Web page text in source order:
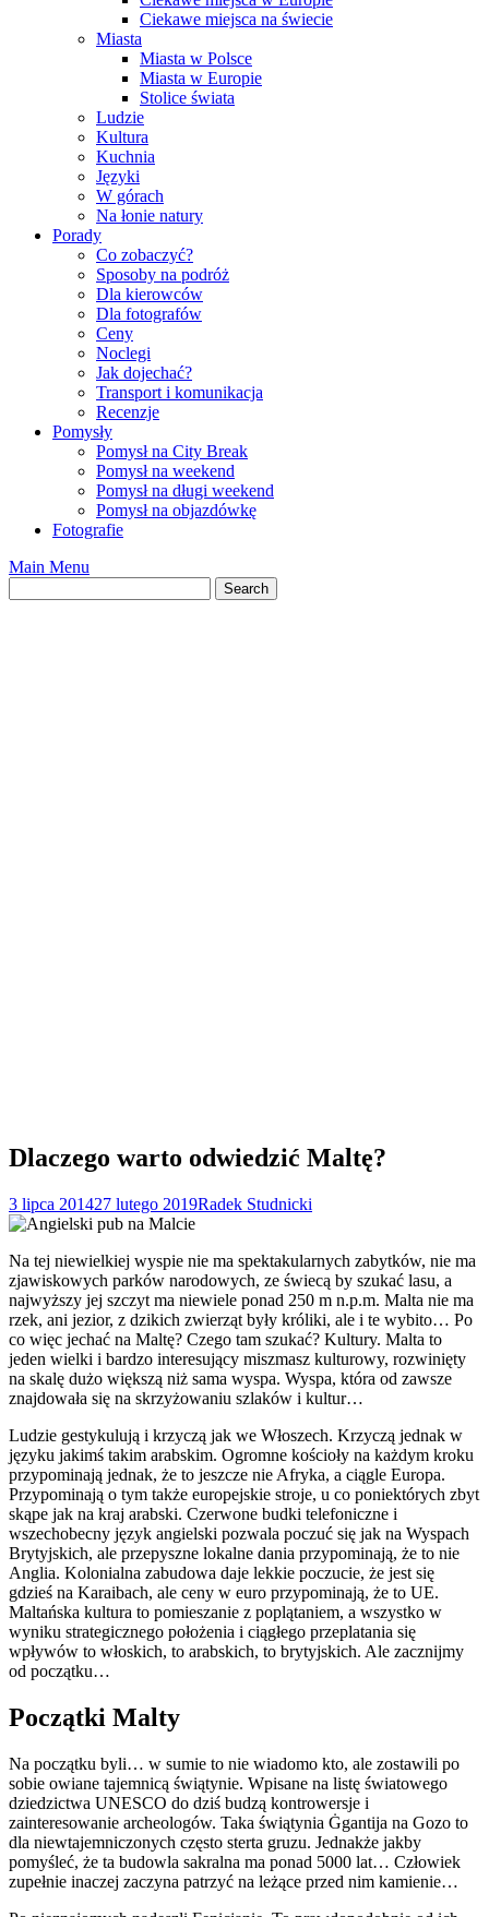
Ciekawe miejsca na świecie
Miasta
Miasta w Polsce
Miasta w Europie
Stolice świata
Ludzie
Kultura
Kuchnia
Języki
W górach
Na łonie natury
Porady
Co zobaczyć?
Sposoby na podróż
Dla kierowców
Dla fotografów
Ceny
Noclegi
Jak dojechać?
Transport i komunikacja
Recenzje
Pomysły
Pomysł na City Break
Pomysł na weekend
Pomysł na długi weekend
Pomysł na objazdówkę
Fotografie
Main Menu
Dlaczego warto odwiedzić Maltę?
3 lipca 201427 lutego 2019Radek Studnicki
Na tej niewielkiej wyspie nie ma spektakularnych zabytków, nie ma
zjawiskowych parków narodowych, ze świecą by szukać lasu, a
najwyższy jej szczyt ma niewiele ponad 250 m n.p.m. Malta nie ma
rzek, ani jezior, z dzikich zwierząt były króliki, ale i te wybito… Po
co więc jechać na Maltę? Czego tam szukać? Kultury. Malta to
jeden wielki i bardzo interesujący miszmasz kulturowy, rozwinięty
na skalę dużo większą niż sama wyspa. Wyspa, która od zawsze
znajdowała się na skrzyżowaniu szlaków i kultur…
Ludzie gestykulują i krzyczą jak we Włoszech. Krzyczą jednak w
języku jakimś takim arabskim. Ogromne kościoły na każdym kroku
przypominają jednak, że to jeszcze nie Afryka, a ciągle Europa.
Przypominają o tym także europejskie stroje, u co poniektórych zbyt
skąpe jak na kraj arabski. Czerwone budki telefoniczne i
wszechobecny język angielski pozwala poczuć się jak na Wyspach
Brytyjskich, ale przepyszne lokalne dania przypominają, że to nie
Anglia. Kolonialna zabudowa daje lekkie poczucie, że jest się
gdzieś na Karaibach, ale ceny w euro przypominają, że to UE.
Maltańska kultura to pomieszanie z poplątaniem, a wszystko w
wyniku strategicznego położenia i ciągłego przeplatania się
wpływów to włoskich, to arabskich, to brytyjskich. Ale zacznijmy
od początku…
Początki Malty
Na początku byli… w sumie to nie wiadomo kto, ale zostawili po
sobie owiane tajemnicą świątynie. Wpisane na listę światowego
dziedzictwa UNESCO do dziś budzą kontrowersje i
zainteresowanie archeologów. Taka świątynia Ġgantija na Gozo to
dla niewtajemniczonych często sterta gruzu. Jednakże jakby
pomyśleć, że ta budowla sakralna ma ponad 5000 lat… Człowiek
zupełnie inaczej zaczyna patrzyć na leżące przed nim kamienie…